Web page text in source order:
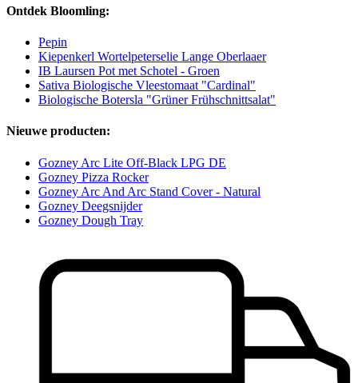
Ontdek Bloomling:
Pepin
Kiepenkerl Wortelpeterselie Lange Oberlaaer
IB Laursen Pot met Schotel - Groen
Sativa Biologische Vleestomaat "Cardinal"
Biologische Botersla "Grüner Frühschnittsalat"
Nieuwe producten:
Gozney Arc Lite Off-Black LPG DE
Gozney Pizza Rocker
Gozney Arc And Arc Stand Cover - Natural
Gozney Deegsnijder
Gozney Dough Tray